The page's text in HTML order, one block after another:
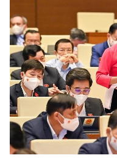
Đồng bằng sông
Chuyên trang Hà Nội
Chuyên trang TP.
CHUYÊN ĐỀ
CÁC CHUYÊN TRANG